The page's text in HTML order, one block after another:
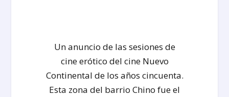
Un anuncio de las sesiones de
cine erótico del cine Nuevo
Continental de los años cincuenta.
Esta zona del barrio Chino fue el